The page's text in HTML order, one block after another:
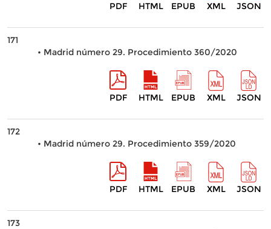
PDF HTML EPUB XML JSON
171
• Madrid número 29. Procedimiento 360/2020
PDF HTML EPUB XML JSON
172
• Madrid número 29. Procedimiento 359/2020
PDF HTML EPUB XML JSON
173